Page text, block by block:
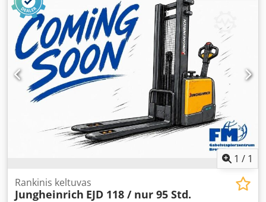
1 / 1
Rankinis keltuvas
Jungheinrich EJD 118 / nur 95 Std.